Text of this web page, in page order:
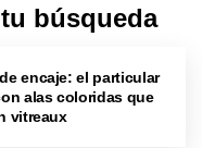
búsqueda
encaje: el particular
alas coloridas que
vitreaux